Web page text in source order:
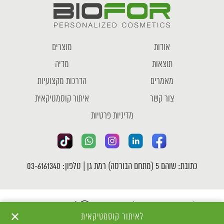
אודות
מוצרים
תוצאות
מדיה
מאמרים
הדרכות מקצועיות
צור קשר
איתור קוסמטיקאית
מדיניות פרטיות
כתובת: שוהם 5 (מתחם הבורסה) רמת גן | טלפון: 03-6161340
✕ לאיתור קוסמטיקאית